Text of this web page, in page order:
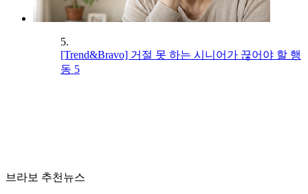
5.
[Trend&Bravo] 거절 못 하는 시니어가 끊어야 할 행
동 5
브라보 추천뉴스